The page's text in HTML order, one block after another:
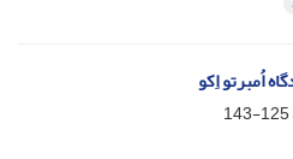
اُمبرتو اِکو
125-143